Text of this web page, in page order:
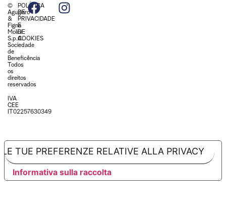
©
Agugiaro
&
Figna
Molini
S.p.A.
Sociedade
de
Beneficência
Todos
os
direitos
reservados
IVA
CEE
IT02257630349
POLÍTICA
DE
PRIVACIDADE
E
DE
COOKIES
Informativa sulla raccolta
LE TUE PREFERENZE RELATIVE ALLA PRIVACY